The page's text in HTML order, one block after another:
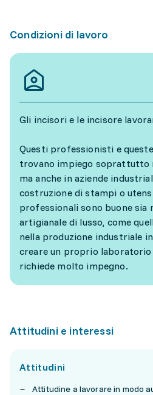
Condizioni di lavoro
Gli incisori e le incisore
Questi professionisti e
trovano impiego soprattutto
ma anche in aziende
costruzione di stampi o
professionali sono buone sia
artigianale di lusso, come
nella produzione industriale
creare un proprio laboratorio
richiede molto impegno.
Attitudini e interessi
Attitudini
Attitudine a lavorare in modo